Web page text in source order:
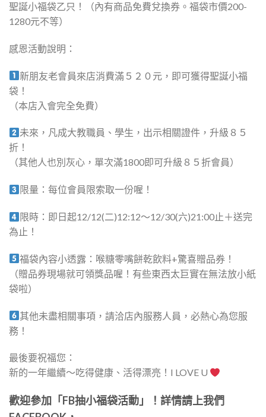
聖誕小福袋乙只！（內有商品免費兌換券。福袋市價200-
1280元不等）
感恩活動說明：
新朋友老會員來店消費滿５２０元，即可獲得聖誕小福
袋！
（本店入會完全免費）
未來，凡成大教職員、學生，出示相關證件，升級８５
折！
（其他人也別灰心，單次滿1800即可升級８５折會員）
限量：每位會員限索取一份喔！
限時：即日起12/12(二)12:12～12/30(六)21:00止＋送完
為止！
福袋內容小透露：喉糖零嘴餅乾飲料+驚喜贈品券！
（贈品券現場就可領獎品喔！有些東西太巨實在無法放小紙
袋啦）
其他未盡相關事項，請洽店內服務人員，必熱心為您服
務！
最後要祝福您：
新的一年繼續～吃得健康、活得漂亮！I LOVE U
歡迎參加「FB抽小福袋活動」！詳情請上我們